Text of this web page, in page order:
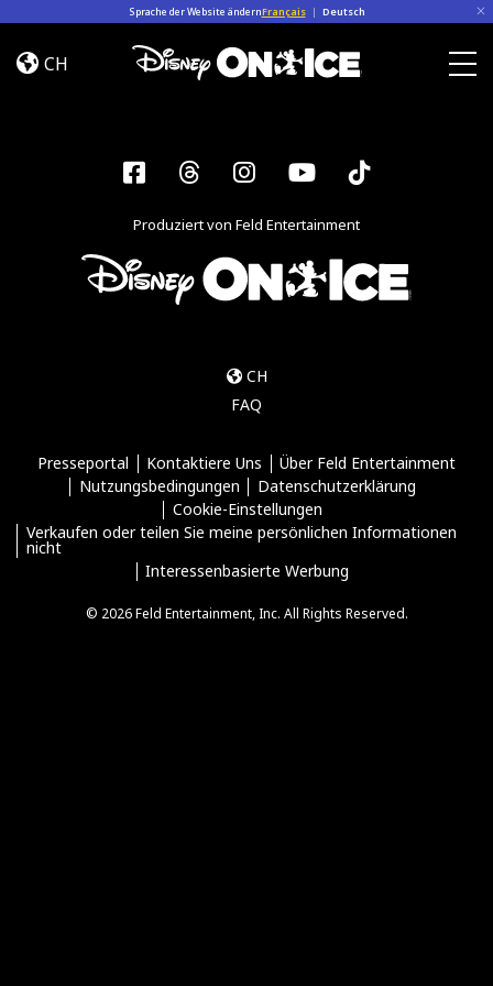
Sprache der Website ändernFrançais | Deutsch
Frozen
& CH
Facebook
ThreadsInstagram
YouTubeTiktok
Produziert von Feld Entertainment
CH
FAQ
Presseportal Kontaktiere Uns
Über Feld Entertainment
Nutzungsbedingungen
Datenschutzerklärung
Cookie-Einstellungen
Verkaufen oder teilen Sie meine persönlichen Informationen
nicht
Interessenbasierte Werbung
© 2026 Feld Entertainment, Inc. All Rights Reserved.